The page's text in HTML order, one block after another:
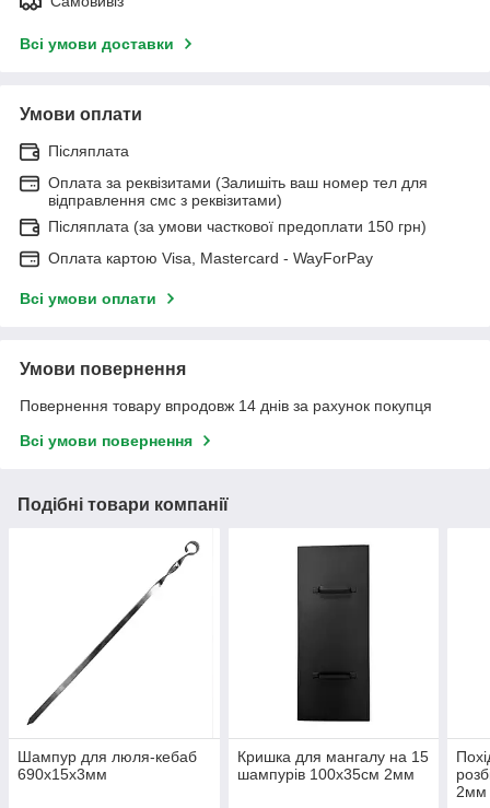
Всі умови доставки
Умови оплати
Післяплата
Оплата за реквізитами (Залишіть ваш номер тел для
відправлення смс з реквізитами)
Післяплата (за умови часткової предоплати 150 грн)
Оплата картою Visa, Mastercard - WayForPay
Всі умови оплати
Умови повернення
Повернення товару впродовж 14 днів за рахунок покупця
Всі умови повернення
Подібні товари компанії
Шампур для люля-кебаб
690х15х3мм
Кришка для мангалу на 15
шампурів 100х35см 2мм
2мм